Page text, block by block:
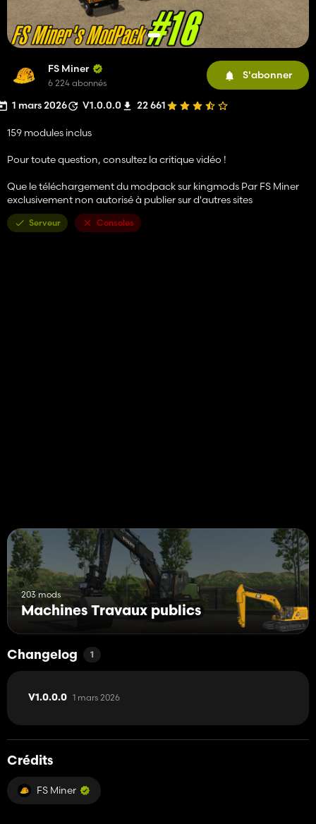
FS Miner
6 224 abonnés
S'abonner
1 mars 2026 V1.0.0.0 22 661
159 modules inclus
Pour toute question, consultez la critique vidéo !
Que le téléchargement du modpack sur kingmods Par FS Miner
exclusivement non autorisé à publier sur d'autres sites
Serveur Consoles
203 mods
Machines Travaux publics
Changelog 1
V1.0.0.0 1 mars 2026
Crédits
FS Miner